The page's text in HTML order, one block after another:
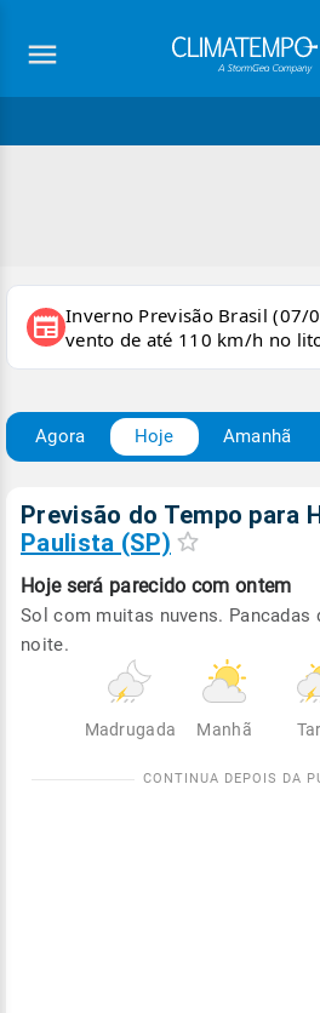
newspaper Inverno Previsão Brasil (07/
vento de até 110 km/h no
e sul do RJ
Agora Hoje Amanhã
Previsão do Tempo para
Paulista (SP)
Hoje será parecido com ontem
Sol com muitas nuvens. Pancadas
noite.
Madrugada Manhã